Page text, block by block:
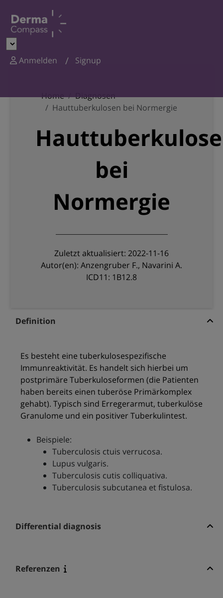
Anmelden Signup
Home
Diagnosen
Hauttuberkulosen bei Normergie
bei
Normergie
Zuletzt aktualisiert: 2022-11-16
Autor(en): Anzengruber F., Navarini A.
ICD11: 1B12.8
Definition
Es besteht eine tuberkulosespezifische
Immunreaktivität. Es handelt sich hierbei um
postprimäre Tuberkuloseformen (die Patienten
haben bereits einen tuberöse Primärkomplex
gehabt). Typisch sind Erregerarmut, tuberkulöse
Granulome und ein positiver Tuberkulintest.
Beispiele:
Tuberculosis ctuis verrucosa.
Lupus vulgaris.
Tuberculosis cutis colliquativa.
Tuberculosis subcutanea et fistulosa.
Differential diagnosis
Referenzen